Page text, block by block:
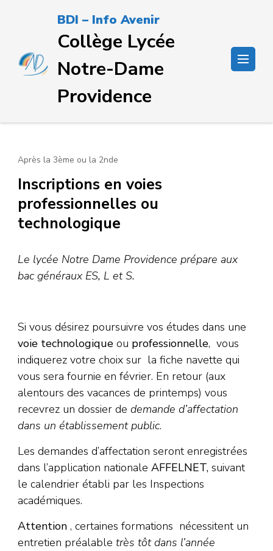
(Pressez
Entrée)
BDI – Info Avenir
Collège Lycée
Notre-Dame
Providence
Après la 3ème ou la 2nde
Inscriptions en voies
professionnelles ou
technologique
Le lycée Notre Dame Providence prépare aux
bac généraux ES, L et S.
Si vous désirez poursuivre vos études dans une
voie technologique ou professionnelle, vous
indiquerez votre choix sur la fiche navette qui
vous sera fournie en février. En retour (aux
alentours des vacances de printemps) vous
recevrez un dossier de demande d’affectation
dans un établissement public.
Les demandes d’affectation seront enregistrées
dans l’application nationale AFFELNET, suivant
le calendrier établi par les Inspections
académiques.
Attention , certaines formations nécessitent un
entretien préalable très tôt dans l’année